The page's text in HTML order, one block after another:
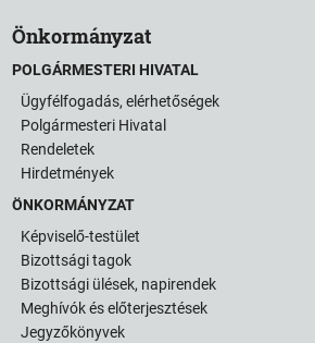
Önkormányzat
POLGÁRMESTERI HIVATAL
Ügyfélfogadás, elérhetőségek
Polgármesteri Hivatal
Rendeletek
Hirdetmények
ÖNKORMÁNYZAT
Képviselő-testület
Bizottsági tagok
Bizottsági ülések, napirendek
Meghívók és előterjesztések
Jegyzőkönyvek